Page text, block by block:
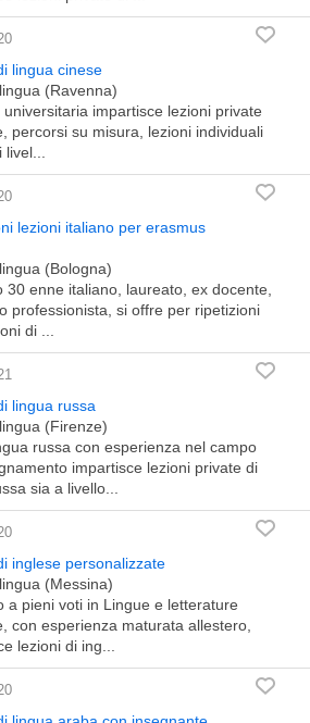
lingua cinese
(Ravenna)
universitaria impartisce lezioni private
percorsi su misura, lezioni individuali
lezioni italiano per erasmus
(Bologna)
30 enne italiano, laureato, ex docente,
professionista, si offre per ripetizioni
di ...
lingua russa
(Firenze)
russa con esperienza nel campo
impartisce lezioni private di
sia a livello...
inglese personalizzate
(Messina)
a pieni voti in Lingue e letterature
con esperienza maturata allestero,
lezioni di ing...